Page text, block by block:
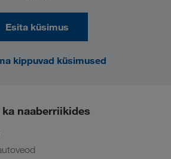
Esita küsimus
kippuvad küsimused
ka naaberriikides